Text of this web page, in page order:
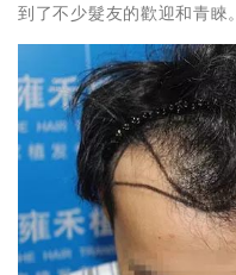
到了不少髮友的歡迎和青睞。